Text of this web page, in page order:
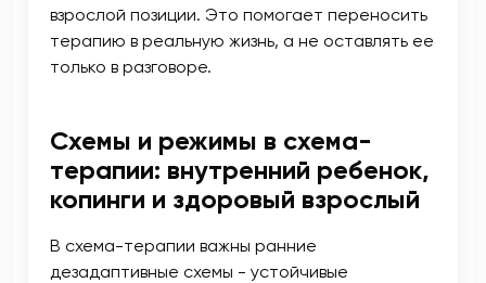
взрослой позиции. Это помогает переносить
терапию в реальную жизнь, а не оставлять ее
только в разговоре.
Схемы и режимы в схема-
терапии: внутренний ребенок,
копинги и здоровый взрослый
В схема-терапии важны ранние
дезадаптивные схемы - устойчивые